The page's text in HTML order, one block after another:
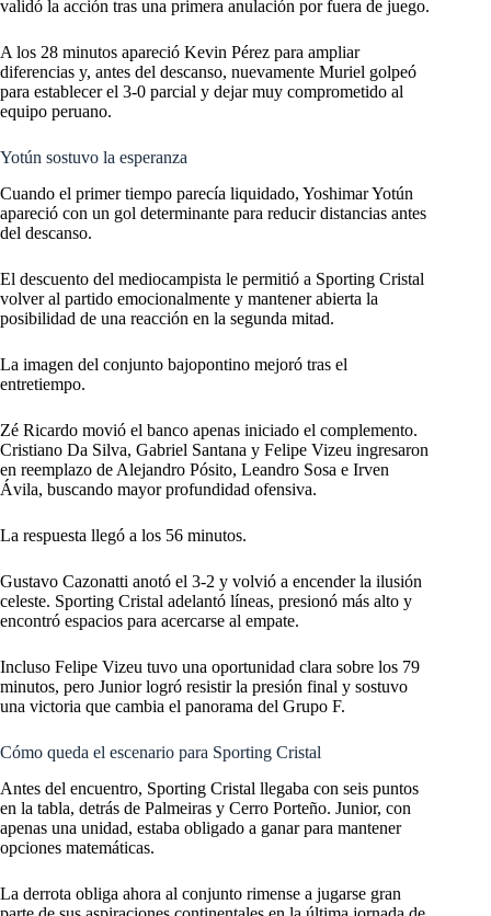
validó la acción tras una primera anulación por fuera de juego.
A los 28 minutos apareció Kevin Pérez para ampliar
diferencias y, antes del descanso, nuevamente Muriel golpeó
para establecer el 3-0 parcial y dejar muy comprometido al
equipo peruano.
Yotún sostuvo la esperanza
Cuando el primer tiempo parecía liquidado, Yoshimar Yotún
apareció con un gol determinante para reducir distancias antes
del descanso.
El descuento del mediocampista le permitió a Sporting Cristal
volver al partido emocionalmente y mantener abierta la
posibilidad de una reacción en la segunda mitad.
La imagen del conjunto bajopontino mejoró tras el
entretiempo.
Zé Ricardo movió el banco apenas iniciado el complemento.
Cristiano Da Silva, Gabriel Santana y Felipe Vizeu ingresaron
en reemplazo de Alejandro Pósito, Leandro Sosa e Irven
Ávila, buscando mayor profundidad ofensiva.
La respuesta llegó a los 56 minutos.
Gustavo Cazonatti anotó el 3-2 y volvió a encender la ilusión
celeste. Sporting Cristal adelantó líneas, presionó más alto y
encontró espacios para acercarse al empate.
Incluso Felipe Vizeu tuvo una oportunidad clara sobre los 79
minutos, pero Junior logró resistir la presión final y sostuvo
una victoria que cambia el panorama del Grupo F.
Cómo queda el escenario para Sporting Cristal
Antes del encuentro, Sporting Cristal llegaba con seis puntos
en la tabla, detrás de Palmeiras y Cerro Porteño. Junior, con
apenas una unidad, estaba obligado a ganar para mantener
opciones matemáticas.
La derrota obliga ahora al conjunto rimense a jugarse gran